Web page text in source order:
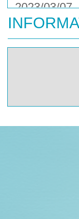
2023/03/07